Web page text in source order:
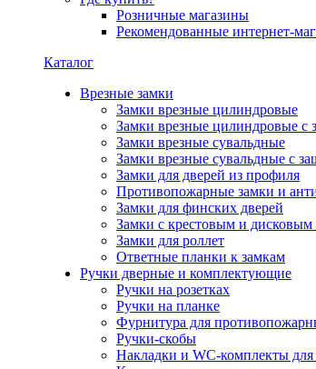
Розничные магазины
Рекомендованные интернет-
Каталог
Врезные замки
Замки врезные цилиндровые
Замки врезные цилиндровые с
Замки врезные сувальдные
Замки врезные сувальдные с
Замки для дверей из профиля
Противопожарные замки и
Замки для финских дверей
Замки с крестовым и
Замки для роллет
Ответные планки к замкам
Ручки дверные и комплектующие
Ручки на розетках
Ручки на планке
Фурнитура для
Ручки-скобы
Накладки и WC-комплекты для